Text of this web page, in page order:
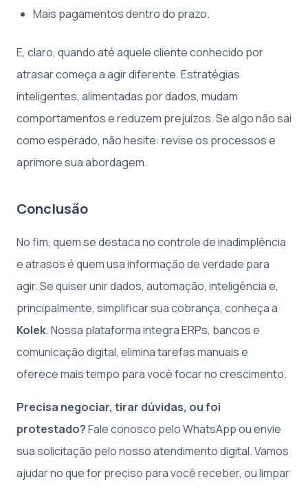
Mais pagamentos dentro do prazo.
E, claro, quando até aquele cliente conhecido por
atrasar começa a agir diferente. Estratégias
inteligentes, alimentadas por dados, mudam
comportamentos e reduzem prejuízos. Se algo não sai
como esperado, não hesite: revise os processos e
aprimore sua abordagem.
Conclusão
No fim, quem se destaca no controle de inadimplência
e atrasos é quem usa informação de verdade para
agir. Se quiser unir dados, automação, inteligência e,
principalmente, simplificar sua cobrança, conheça a
Kolek. Nossa plataforma integra ERPs, bancos e
comunicação digital, elimina tarefas manuais e
oferece mais tempo para você focar no crescimento.
Precisa negociar, tirar dúvidas, ou foi
protestado?Fale conosco pelo WhatsApp ou envie
sua solicitação pelo nosso atendimento digital. Vamos
ajudar no que for preciso para você receber, ou limpar